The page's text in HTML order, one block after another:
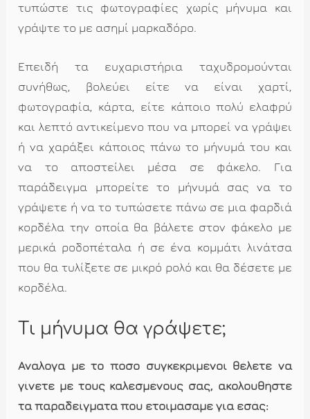
τυπώστε τις φωτογραφίες χωρίς μήνυμα και
γράψτε το με ασημί μαρκαδόρο.
Επειδή τα ευχαριστήρια ταχυδρομούνται
συνήθως, βολεύει είτε να είναι χαρτί,
φωτογραφία, κάρτα, είτε κάποιο πολύ ελαφρύ
και λεπτό αντικείμενο που να μπορεί να γράψει
ή να χαράξει κάποιος πάνω το μήνυμά του και
να το αποστείλει μέσα σε φάκελο. Για
παράδειγμα μπορείτε το μήνυμά σας να το
γράψετε ή να το τυπώσετε πάνω σε μια φαρδιά
κορδέλα την οποία θα βάλετε στον φάκελο με
μερικά ροδοπέταλα ή σε ένα κομμάτι λινάτσα
που θα τυλίξετε σε μικρό ρολό και θα δέσετε με
κορδέλα.
Τι μήνυμα θα γράψετε;
Ανάλογα με το πόσο συγκεκριμένοι θέλετε να
γίνετε με τους καλεσμένους σας, ακολουθήστε
τα παραδείγματα που ετοιμάσαμε για εσάς: